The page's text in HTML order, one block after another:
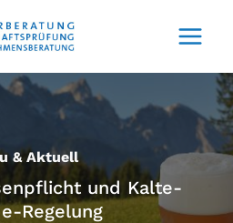
& Aktuell
und Kalte-
Regelung